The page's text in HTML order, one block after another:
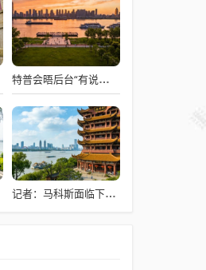
特普会晤后台“有说有笑”愉快交流
记者：马科斯面临下台危机